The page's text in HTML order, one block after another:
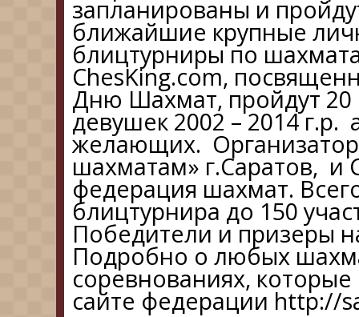
запланированы и
ближайшие крупные
блицтурниры по
ChesKing.com,
Дню Шахмат, пройдут
девушек 2002 – 2014 г.р.
желающих.
шахматам» г.Саратов, и
федерация шахмат.
блицтурнира до 150
Победители и призеры
Подробно о любых
соревнованиях,
сайте федерации http://